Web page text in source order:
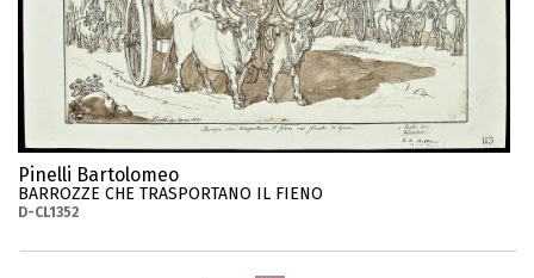
Pinelli Bartolomeo
BARROZZE CHE TRASPORTANO IL FIENO
D-CL1352